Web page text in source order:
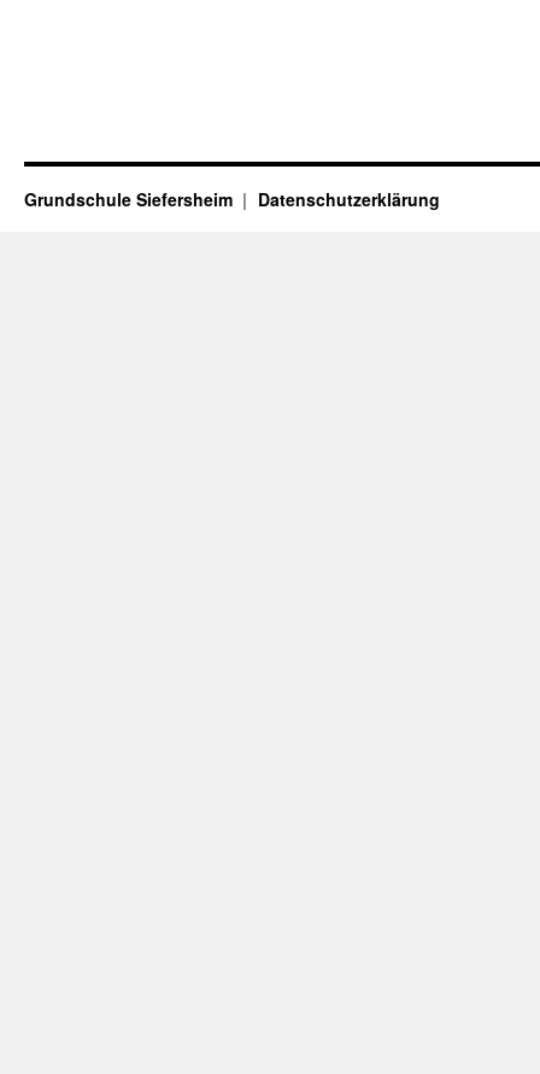
Grundschule Siefersheim Datenschutzerklärung